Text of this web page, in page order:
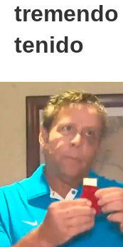
tenido